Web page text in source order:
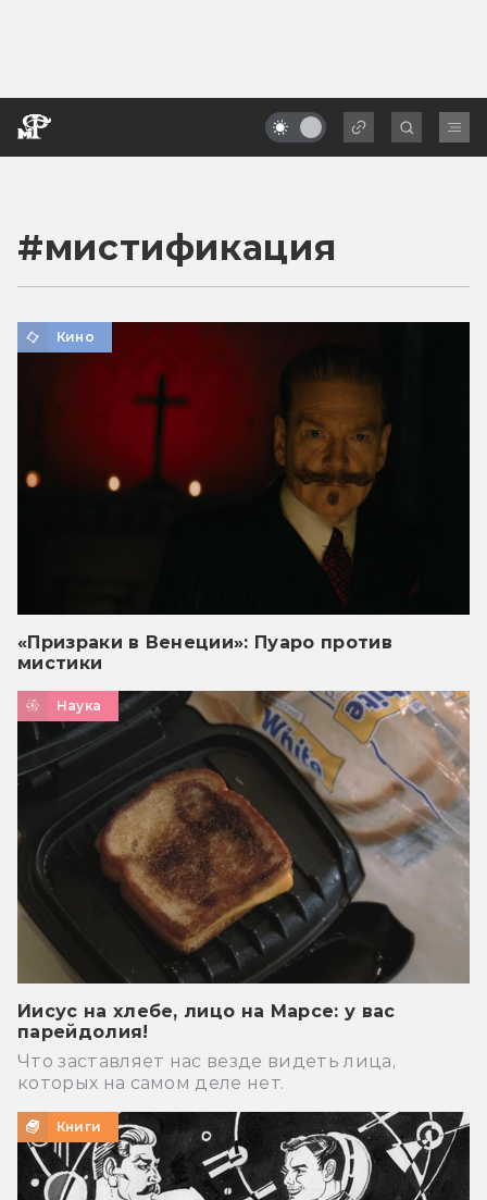
#мистификация
Кино
«Призраки в Венеции»: Пуаро против
мистики
Наука
Иисус на хлебе, лицо на Марсе: у вас
парейдолия!
Что заставляет нас везде видеть лица,
которых на самом деле нет.
Книги